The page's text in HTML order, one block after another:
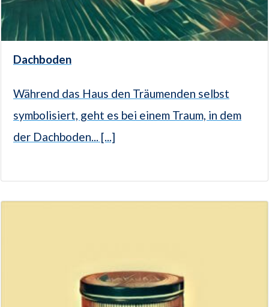
Dachboden
Während das Haus den Träumenden selbst
symbolisiert, geht es bei einem Traum, in dem
der Dachboden... [...]